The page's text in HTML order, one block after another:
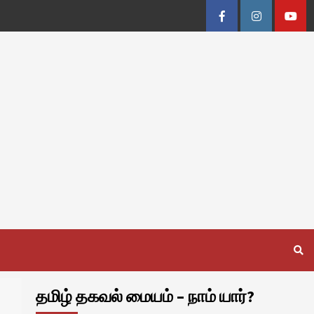
FacebookInstagram
தமிழ் தகவல் மையம் – நாம் யார்?